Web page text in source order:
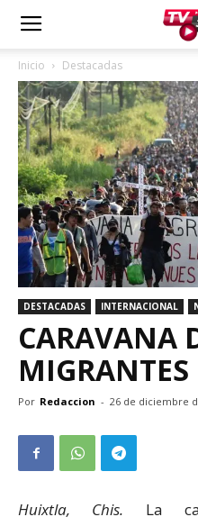
Inicio Destacadas
DESTACADAS INTERNACIONAL
CARAVANA
MIGRANTES
Por Redaccion - 26 de diciembre
Huixtla, Chis. La